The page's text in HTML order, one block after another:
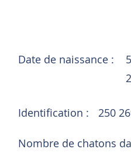
Date de naissance :
Identification : 250
Nombre de chatons